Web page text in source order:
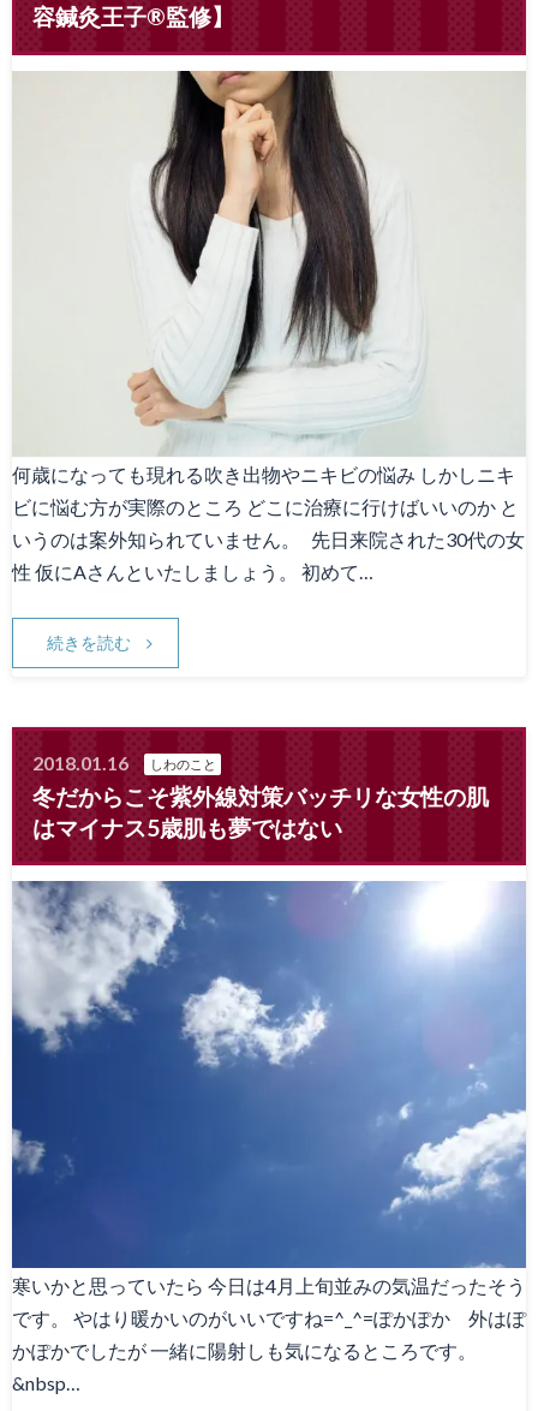
容鍼灸王子®監修】
何歳になっても現れる吹き出物やニキビの悩み しかしニキ
ビに悩む方が実際のところ どこに治療に行けばいいのか と
いうのは案外知られていません。 先日来院された30代の女
性 仮にAさんといたしましょう。 初めて…
続きを読む
2018.01.16 しわのこと
冬だからこそ紫外線対策バッチリな女性の肌
はマイナス5歳肌も夢ではない
寒いかと思っていたら 今日は4月上旬並みの気温だったそう
です。 やはり暖かいのがいいですね=^_^=ぽかぽか 外はぽ
かぽかでしたが 一緒に陽射しも気になるところです。
&nbsp…